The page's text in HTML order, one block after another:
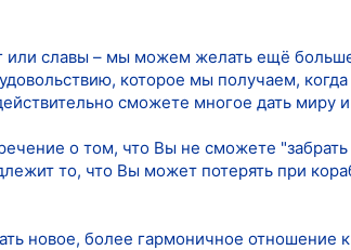
славы – мы можем желать ещё
которое мы получаем,
сможете многое дать
о том, что Вы не сможете
то, что Вы может потерять при
новое, более гармоничное отношение